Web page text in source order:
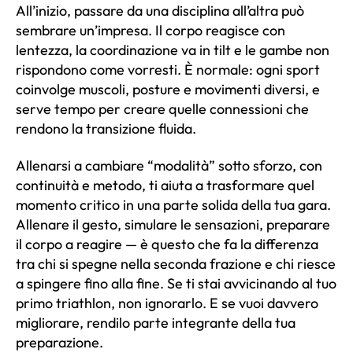
All’inizio, passare da una disciplina all’altra può
sembrare un’impresa. Il corpo reagisce con
lentezza, la coordinazione va in tilt e le gambe non
rispondono come vorresti. È normale: ogni sport
coinvolge muscoli, posture e movimenti diversi, e
serve tempo per creare quelle connessioni che
rendono la transizione fluida.
Allenarsi a cambiare “modalità” sotto sforzo, con
continuità e metodo, ti aiuta a trasformare quel
momento critico in una parte solida della tua gara.
Allenare il gesto, simulare le sensazioni, preparare
il corpo a reagire — è questo che fa la differenza
tra chi si spegne nella seconda frazione e chi riesce
a spingere fino alla fine. Se ti stai avvicinando al tuo
primo triathlon, non ignorarlo. E se vuoi davvero
migliorare, rendilo parte integrante della tua
preparazione.